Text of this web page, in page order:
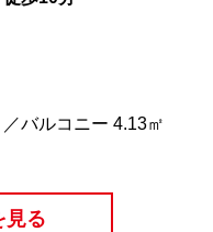
バルコニー 4.13㎡
見る